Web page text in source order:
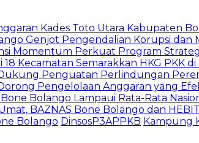
Kades Toto Utara Kabupaten
Genjot Pengendalian Korupsi dan
Momentum Perkuat Program
18 Kecamatan Semarakkan HKG PKK
Penguatan Perlindungan
Pengelolaan Anggaran yang
Bolango Lampaui Rata-Rata
BAZNAS Bone Bolango dan
Bolango DinsosP3APPKB Kampung